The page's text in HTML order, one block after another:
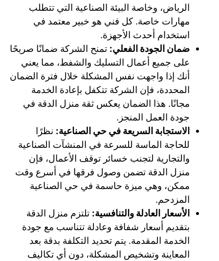
الرياض، وخاصة البيئة الصناعية التي تتطلب
مهارات خاصة. كل فني هو خبير معتمد في
استخدام أحدث الأجهزة.
ضمان الجودة الفعلي: تمنح الشركة ضمانًا صريحًا
على جميع أعمال التسليك والشفط، مما يعني
أنك إذا واجهت نفس المشكلة خلال فترة الضمان
المحددة، فإن الشركة تتكفل بإعادة الخدمة
مجانًا. هذا الضمان يعكس ثقة منزل الدقة في
جودة العمل المنجز.
الاستجابة السريعة في حي الصناعية: نظرًا
للحاجة الماسة للسرعة في المنشآت الصناعية
والتجارية لتجنب خسائر توقف الأعمال، فإن
منزل الدقة تضمن وصول فرقها في أسرع وقت
ممكن، وهي ميزة حاسمة في حي الصناعية
المزدحم.
الأسعار العادلة والتنافسية: تلتزم منزل الدقة
بتقديم أسعار شفافة وعادلة تتناسب مع جودة
الخدمة المقدمة. يتم تحديد التكلفة بدقة بعد
المعاينة وتشخيص المشكلة، دون أي تكاليف